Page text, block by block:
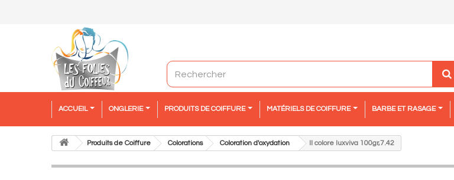
ACCUEIL ONGLERIE PRODUITS DE COIFFURE MATÉRIELS DE COIFFURE BARBE ET RASAGE
Produits de Coiffure Colorations Coloration d'oxydation Il colore luxviva 100gr,7.42